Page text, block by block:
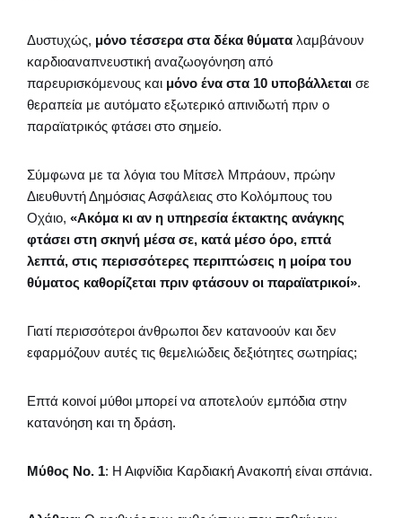
Δυστυχώς, μόνο τέσσερα στα δέκα θύματα λαμβάνουν
καρδιοαναπνευστική αναζωογόνηση από
παρευρισκόμενους και μόνο ένα στα 10 υποβάλλεται σε
θεραπεία με αυτόματο εξωτερικό απινιδωτή πριν ο
παραϊατρικός φτάσει στο σημείο.
Σύμφωνα με τα λόγια του Μίτσελ Μπράουν, πρώην
Διευθυντή Δημόσιας Ασφάλειας στο Κολόμπους του
Οχάιο, «Ακόμα κι αν η υπηρεσία έκτακτης ανάγκης
φτάσει στη σκηνή μέσα σε, κατά μέσο όρο, επτά
λεπτά, στις περισσότερες περιπτώσεις η μοίρα του
θύματος καθορίζεται πριν φτάσουν οι παραϊατρικοί».
Γιατί περισσότεροι άνθρωποι δεν κατανοούν και δεν
εφαρμόζουν αυτές τις θεμελιώδεις δεξιότητες σωτηρίας;
Επτά κοινοί μύθοι μπορεί να αποτελούν εμπόδια στην
κατανόηση και τη δράση.
Μύθος Νο. 1: Η Αιφνίδια Καρδιακή Ανακοπή είναι σπάνια.